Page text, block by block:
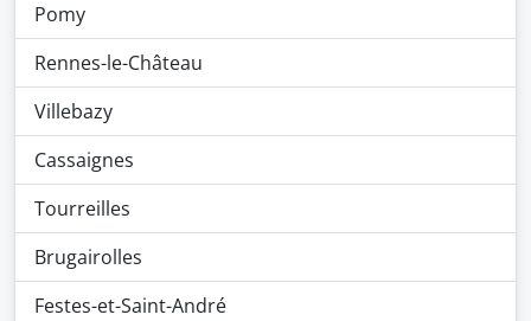
Pomy
Rennes-le-Château
Villebazy
Cassaignes
Tourreilles
Brugairolles
Festes-et-Saint-André